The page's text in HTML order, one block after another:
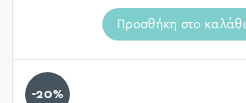
Προσθήκη στο καλάθι
-20%